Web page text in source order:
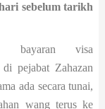
sebelum tarikh
bayaran visa
pejabat Zahazan
ada secara tunai,
wang terus ke